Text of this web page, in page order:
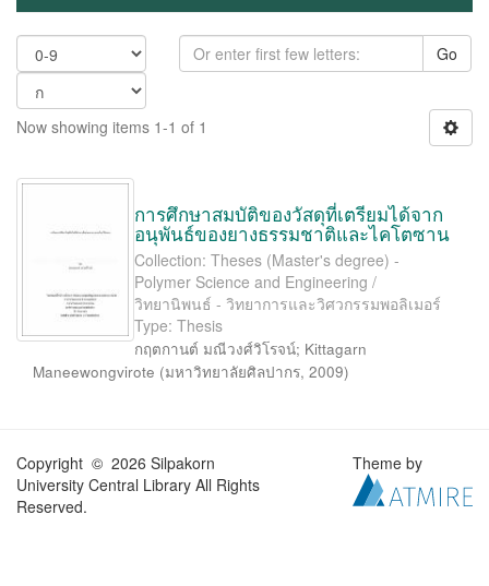
Go
Now showing items 1-1 of 1
การศึกษาสมบัติของวัสดุที่เตรียมได้จาก
อนุพันธ์ของยางธรรมชาติและไคโตซาน
Collection: Theses (Master's degree) -
Polymer Science and Engineering /
วิทยานิพนธ์ - วิทยาการและวิศวกรรมพอลิเมอร์
Type: Thesis
กฤตกานต์ มณีวงศ์วิโรจน์; Kittagarn
Maneewongvirote (มหาวิทยาลัยศิลปากร, 2009)
Copyright © 2026 Silpakorn
University Central Library All Rights
Reserved.
Theme by